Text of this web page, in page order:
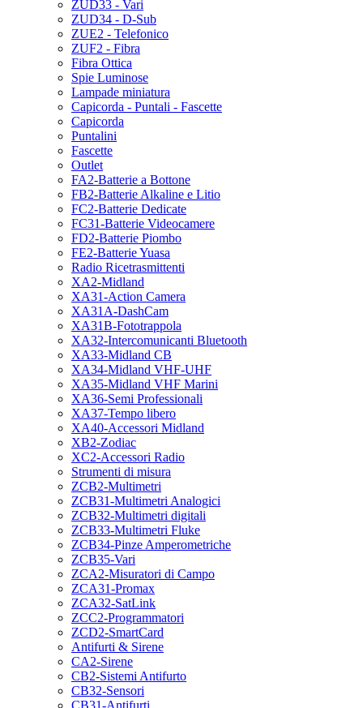
ZUD33 - Vari
ZUD34 - D-Sub
ZUE2 - Telefonico
ZUF2 - Fibra
Fibra Ottica
Spie Luminose
Lampade miniatura
Capicorda - Puntali - Fascette
Capicorda
Puntalini
Fascette
Outlet
FA2-Batterie a Bottone
FB2-Batterie Alkaline e Litio
FC2-Batterie Dedicate
FC31-Batterie Videocamere
FD2-Batterie Piombo
FE2-Batterie Yuasa
Radio Ricetrasmittenti
XA2-Midland
XA31-Action Camera
XA31A-DashCam
XA31B-Fototrappola
XA32-Intercomunicanti Bluetooth
XA33-Midland CB
XA34-Midland VHF-UHF
XA35-Midland VHF Marini
XA36-Semi Professionali
XA37-Tempo libero
XA40-Accessori Midland
XB2-Zodiac
XC2-Accessori Radio
Strumenti di misura
ZCB2-Multimetri
ZCB31-Multimetri Analogici
ZCB32-Multimetri digitali
ZCB33-Multimetri Fluke
ZCB34-Pinze Amperometriche
ZCB35-Vari
ZCA2-Misuratori di Campo
ZCA31-Promax
ZCA32-SatLink
ZCC2-Programmatori
ZCD2-SmartCard
Antifurti & Sirene
CA2-Sirene
CB2-Sistemi Antifurto
CB32-Sensori
CB31-Antifurti